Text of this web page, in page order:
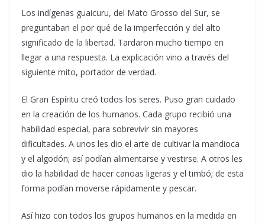
Los indígenas guaicuru, del Mato Grosso del Sur, se
preguntaban el por qué de la imperfección y del alto
significado de la libertad. Tardaron mucho tiempo en
llegar a una respuesta. La explicación vino a través del
siguiente mito, portador de verdad.
El Gran Espíritu creó todos los seres. Puso gran cuidado
en la creación de los humanos. Cada grupo recibió una
habilidad especial, para sobrevivir sin mayores
dificultades. A unos les dio el arte de cultivar la mandioca
y el algodón; así podían alimentarse y vestirse. A otros les
dio la habilidad de hacer canoas ligeras y el timbó; de esta
forma podían moverse rápidamente y pescar.
Así hizo con todos los grupos humanos en la medida en